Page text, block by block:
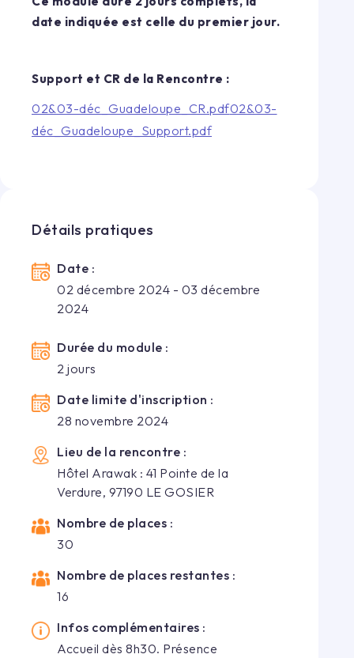
date indiquée est celle du premier jour.
Support et CR de la Rencontre :
02&03-déc_Guadeloupe_CR.pdf02&03-
déc_Guadeloupe_Support.pdf
Détails pratiques
Date :
02 décembre 2024 - 03 décembre
2024
Durée du module :
2 jours
Date limite d'inscription :
28 novembre 2024
Lieu de la rencontre :
Hôtel Arawak : 41 Pointe de la
Verdure, 97190 LE GOSIER
Nombre de places :
30
Nombre de places restantes :
16
Infos complémentaires :
Accueil dès 8h30. Présence